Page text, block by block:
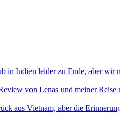
in Indien leider zu Ende, aber wir
von Lenas und meiner Reise
aus Vietnam, aber die